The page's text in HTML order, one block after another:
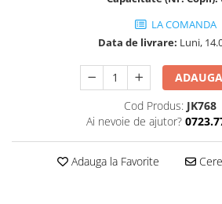
Ghivece de exterior
Stalpi camere video
Stalpi / bolarzi de delimitare
Cismea stradala / gradina
Tomberoane si Pubele de Gunoi
LA COMANDA
Data de livrare: Luni,
Cod Produs: JK768
Ai nevoie de ajutor?
Adauga la Favorite